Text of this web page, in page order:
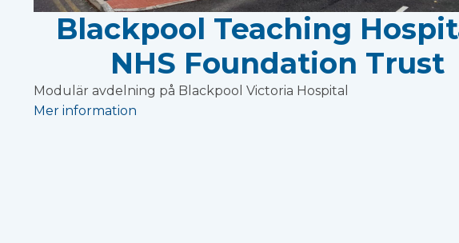
Blackpool Teaching
NHS Foundation Trust
Modulär avdelning på Blackpool Victoria Hospital
Mer information